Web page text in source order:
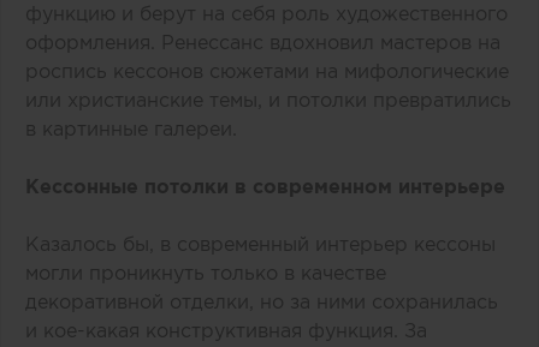
функцию и берут на себя роль художественного
оформления. Ренессанс вдохновил мастеров на
роспись кессонов сюжетами на мифологические
или христианские темы, и потолки превратились
в картинные галереи.
Кессонные потолки в современном интерьере
Казалось бы, в современный интерьер кессоны
могли проникнуть только в качестве
декоративной отделки, но за ними сохранилась
и кое-какая конструктивная функция. За